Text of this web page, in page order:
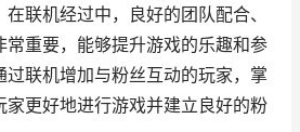
联机经过中，良好的团队配合、
常重要，能够提升游戏的乐趣和参
过联机增加与粉丝互动的玩家，掌
家更好地进行游戏并建立良好的粉